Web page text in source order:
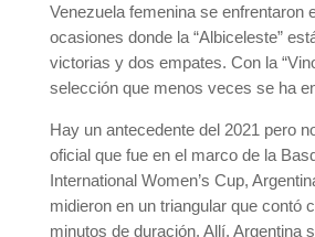
Venezuela femenina se enfrentaron
ocasiones donde la “Albiceleste”
victorias y dos empates. Con la
selección que menos veces se ha
Hay un antecedente del 2021 pero
oficial que fue en el marco de la
International Women’s Cup,
midieron en un triangular que contó
minutos de duración. Allí, Argentina